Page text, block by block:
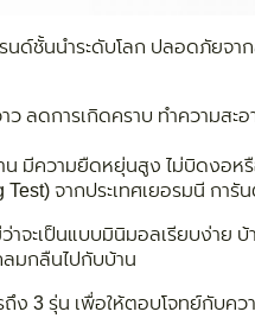
ด์ชั้นนำระดับโลก ปลอดภัยจา
ว ลดการเกิดคราบ ทำความส
น มีความยืดหยุ่นสูง ไม่บิดงอห
จากประเทศเยอรมนี การั
ะเป็นแบบมินิมอลเรียบง่าย
ลมกลืนไปกับบ้าน
ง 3 รุ่น เพื่อให้ตอบโจทย์กับค